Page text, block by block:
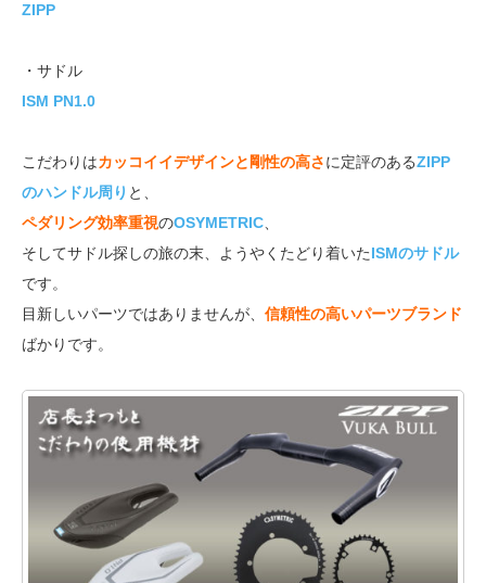
ZIPP
・サドル
ISM PN1.0
こだわりはカッコイイデザインと剛性の高さに定評のあるZIPP
のハンドル周り と、
ペダリング効率重視のOSYMETRIC、
そしてサドル探しの旅の末、ようやくたどり着いたISMのサドル
です。
目新しいパーツではありませんが、 信頼性の高いパーツブランド
ばかりです。